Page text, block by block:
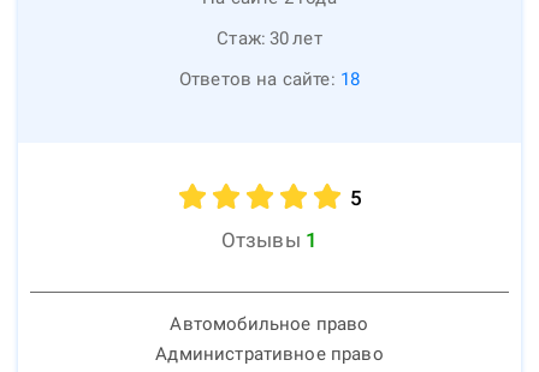
Стаж: 30лет
Ответов на сайте: 18
5
Отзывы 1
Автомобильное право
Административное право